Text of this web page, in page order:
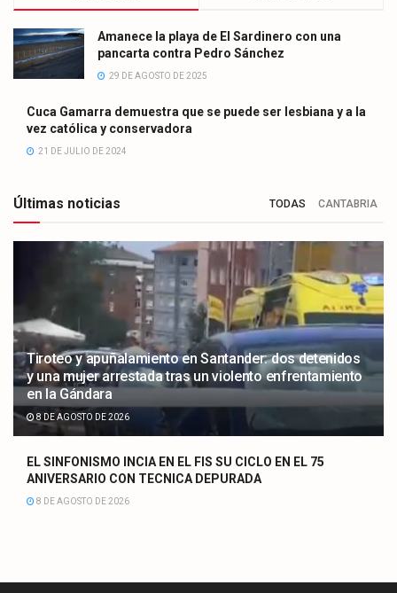
Amanece la playa de El Sardinero con una
pancarta contra Pedro Sánchez
29 DE AGOSTO DE 2025
Cuca Gamarra demuestra que se puede ser lesbiana y a la
vez católica y conservadora
21 DE JULIO DE 2024
Últimas noticias TODAS CANTABRIA
Tiroteo y apuñalamiento en Santander: dos detenidos
y una mujer arrestada tras un violento enfrentamiento
en la Gándara
8 DE AGOSTO DE 2026
EL SINFONISMO INCIA EN EL FIS SU CICLO EN EL 75
ANIVERSARIO CON TECNICA DEPURADA
8 DE AGOSTO DE 2026